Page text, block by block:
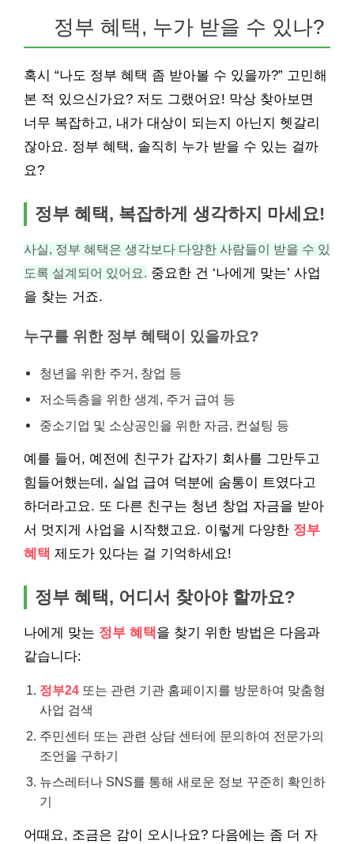
정부 혜택, 누가 받을 수 있나?
혹시 “나도 정부 혜택 좀 받아볼 수 있을까?” 고민해
본 적 있으신가요? 저도 그랬어요! 막상 찾아보면
너무 복잡하고, 내가 대상이 되는지 아닌지 헷갈리
잖아요. 정부 혜택, 솔직히 누가 받을 수 있는 걸까
요?
정부 혜택, 복잡하게 생각하지 마세요!
사실, 정부 혜택은 생각보다 다양한 사람들이 받을 수 있
도록 설계되어 있어요. 중요한 건 ‘나에게 맞는’ 사업
을 찾는 거죠.
누구를 위한 정부 혜택이 있을까요?
청년을 위한 주거, 창업 등
저소득층을 위한 생계, 주거 급여 등
중소기업 및 소상공인을 위한 자금, 컨설팅 등
예를 들어, 예전에 친구가 갑자기 회사를 그만두고
힘들어했는데, 실업 급여 덕분에 숨통이 트였다고
하더라고요. 또 다른 친구는 청년 창업 자금을 받아
서 멋지게 사업을 시작했고요. 이렇게 다양한 정부
혜택 제도가 있다는 걸 기억하세요!
정부 혜택, 어디서 찾아야 할까요?
나에게 맞는 정부 혜택을 찾기 위한 방법은 다음과
같습니다:
정부24 또는 관련 기관 홈페이지를 방문하여 맞춤형
사업 검색
주민센터 또는 관련 상담 센터에 문의하여 전문가의
조언을 구하기
뉴스레터나 SNS를 통해 새로운 정보 꾸준히 확인하
기
어때요, 조금은 감이 오시나요? 다음에는 좀 더 자